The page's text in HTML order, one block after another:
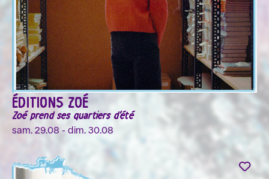
ÉDITIONS ZOÉ
Zoé prend ses quartiers d'été
sam. 29.08 - dim. 30.08